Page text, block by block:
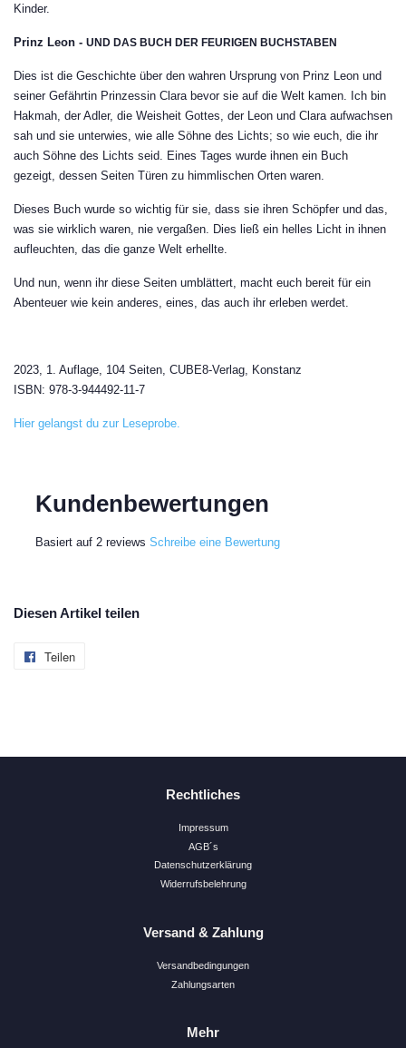
Kinder.
Prinz Leon - UND DAS BUCH DER FEURIGEN BUCHSTABEN
Dies ist die Geschichte über den wahren Ursprung von Prinz Leon und
seiner Gefährtin Prinzessin Clara bevor sie auf die Welt kamen. Ich bin
Hakmah, der Adler, die Weisheit Gottes, der Leon und Clara aufwachsen
sah und sie unterwies, wie alle Söhne des Lichts; so wie euch, die ihr
auch Söhne des Lichts seid. Eines Tages wurde ihnen ein Buch
gezeigt, dessen Seiten Türen zu himmlischen Orten waren.
Dieses Buch wurde so wichtig für sie, dass sie ihren Schöpfer und das,
was sie wirklich waren, nie vergaßen. Dies ließ ein helles Licht in ihnen
aufleuchten, das die ganze Welt erhellte.
Und nun, wenn ihr diese Seiten umblättert, macht euch bereit für ein
Abenteuer wie kein anderes, eines, das auch ihr erleben werdet.
2023, 1. Auflage, 104 Seiten, CUBE8-Verlag, Konstanz
ISBN: 978-3-944492-11-7
Hier gelangst du zur Leseprobe.
Kundenbewertungen
Basiert auf 2 reviews Schreibe eine Bewertung
Diesen Artikel teilen
Teilen
Rechtliches
Impressum
AGB´s
Datenschutzerklärung
Widerrufsbelehrung
Versand & Zahlung
Versandbedingungen
Zahlungsarten
Mehr